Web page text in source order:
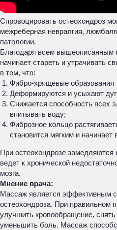
Спровоцировать остеохондроз
межреберная невралгия,
патологии.
Благодаря всем вышеописанным
начинает стареть и утрачивать
в том, что:
Фибро-хрящевые образования
Деформируются и усыхают
Снижается способность всех
впитывать воду;
Фиброзное кольцо
становится мягким и начинает
При остеохондрозе
ведет к хронической
мозга.
Мнение врача:
Массаж является эффективным
остеохондроза. При правильном
улучшить кровообращение,
уменьшить боль. Массаж